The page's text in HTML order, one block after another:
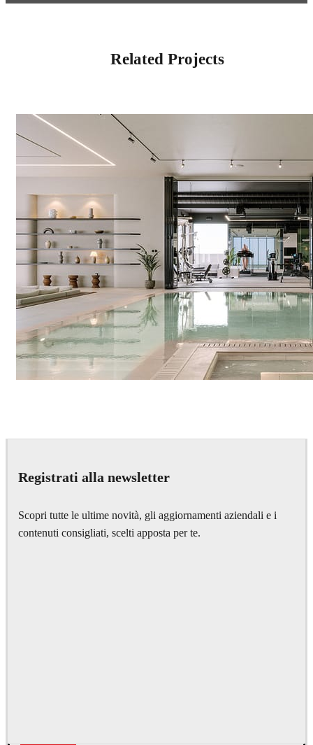
Related Projects
Registrati alla newsletter
Scopri tutte le ultime novità, gli aggiornamenti aziendali e i
contenuti consigliati, scelti apposta per te.